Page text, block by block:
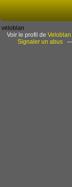
veloblan
Voir le profil deVeloblan
Signaler un abus